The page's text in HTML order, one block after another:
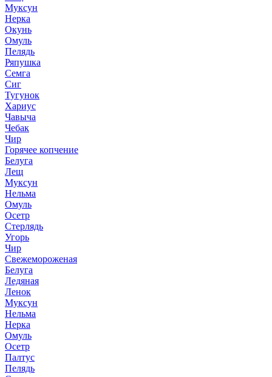
Муксун
Нерка
Окунь
Омуль
Пелядь
Ряпушка
Семга
Сиг
Тугунок
Хариус
Чавыча
Чебак
Чир
Горячее копчение
Белуга
Лещ
Муксун
Нельма
Омуль
Осетр
Стерлядь
Угорь
Чир
Свежемороженая
Белуга
Ледяная
Ленок
Муксун
Нельма
Нерка
Омуль
Осетр
Палтус
Пелядь